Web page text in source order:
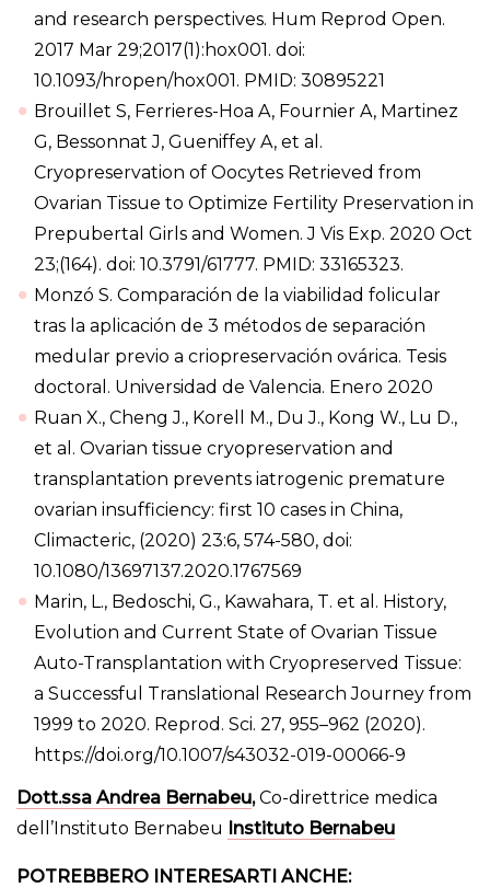
and research perspectives. Hum Reprod Open.
2017 Mar 29;2017(1):hox001. doi:
10.1093/hropen/hox001. PMID: 30895221
Brouillet S, Ferrieres-Hoa A, Fournier A, Martinez
G, Bessonnat J, Gueniffey A, et al.
Cryopreservation of Oocytes Retrieved from
Ovarian Tissue to Optimize Fertility Preservation in
Prepubertal Girls and Women. J Vis Exp. 2020 Oct
23;(164). doi: 10.3791/61777. PMID: 33165323.
Monzó S. Comparación de la viabilidad folicular
tras la aplicación de 3 métodos de separación
medular previo a criopreservación ovárica. Tesis
doctoral. Universidad de Valencia. Enero 2020
Ruan X., Cheng J., Korell M., Du J., Kong W., Lu D.,
et al. Ovarian tissue cryopreservation and
transplantation prevents iatrogenic premature
ovarian insufficiency: first 10 cases in China,
Climacteric, (2020) 23:6, 574-580, doi:
10.1080/13697137.2020.1767569
Marin, L., Bedoschi, G., Kawahara, T. et al. History,
Evolution and Current State of Ovarian Tissue
Auto-Transplantation with Cryopreserved Tissue:
a Successful Translational Research Journey from
1999 to 2020. Reprod. Sci. 27, 955–962 (2020).
https://doi.org/10.1007/s43032-019-00066-9
Dott.ssa Andrea Bernabeu,Co-direttrice medica
dell’Instituto Bernabeu Instituto Bernabeu
POTREBBERO INTERESARTI ANCHE: